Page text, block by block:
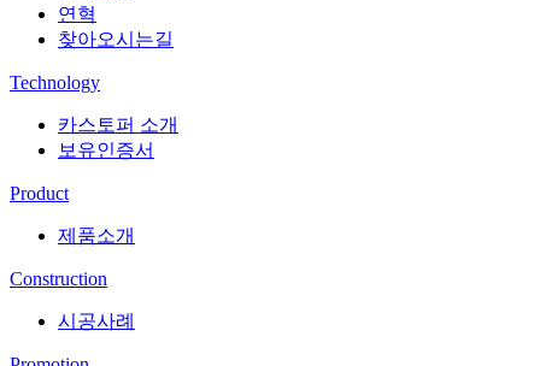
연혁
찾아오시는길
Technology
카스토퍼 소개
보유인증서
Product
제품소개
Construction
시공사례